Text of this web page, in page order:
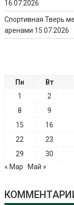
16.07.2026
Спортивная Тверь
аренами 15.07.2026
Пн Вт
1
2
8
9
15
16
22
23
29
30
« Мар
Май »